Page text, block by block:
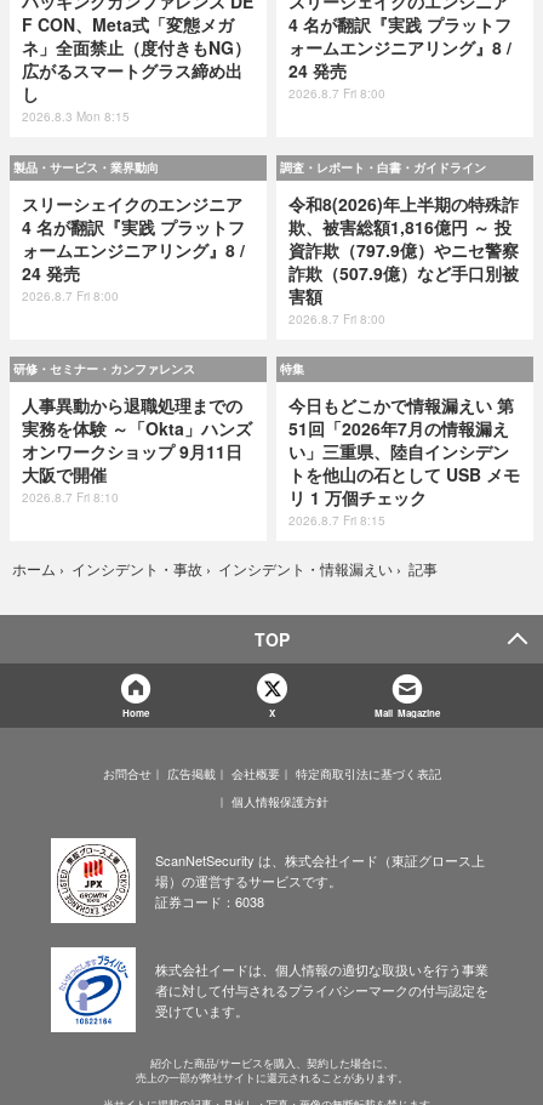
F CON、Meta式「変態メガ
ネ」全面禁止（度付きもNG）
広がるスマートグラス締め出
し
2026.8.3 Mon 8:15
4 名が翻訳『実践 プラットフ
ォームエンジニアリング』8 /
24 発売
2026.8.7 Fri 8:00
製品・サービス・業界動向
スリーシェイクのエンジニア
4 名が翻訳『実践 プラットフ
ォームエンジニアリング』8 /
24 発売
2026.8.7 Fri 8:00
調査・レポート・白書・ガイドライン
令和8(2026)年上半期の特殊詐
欺、被害総額1,816億円 ～ 投
資詐欺（797.9億）やニセ警察
詐欺（507.9億）など手口別被
害額
2026.8.7 Fri 8:00
研修・セミナー・カンファレンス
人事異動から退職処理までの
実務を体験 ～「Okta」ハンズ
オンワークショップ 9月11日
大阪で開催
2026.8.7 Fri 8:10
特集
今日もどこかで情報漏えい 第
51回「2026年7月の情報漏え
い」三重県、陸自インシデン
トを他山の石として USB メモ
リ 1 万個チェック
2026.8.7 Fri 8:15
ホーム › インシデント・事故 › インシデント・情報漏えい › 記事
TOP
Home X Mail Magazine
お問合せ 広告掲載 会社概要
特定商取引法に基づく表記
個人情報保護方針
ScanNetSecurity は、株式会社イード（東証グロース上
場）の運営するサービスです。
証券コード：6038
株式会社イードは、個人情報の適切な取扱いを行う事業
者に対して付与されるプライバシーマークの付与認定を
受けています。
紹介した商品/サービスを購入、契約した場合に、
売上の一部が弊社サイトに還元されることがあります。